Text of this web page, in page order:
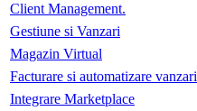
Client Management.
Gestiune si Vanzari
Magazin Virtual
Facturare si automatizare vanzari
Integrare Marketplace